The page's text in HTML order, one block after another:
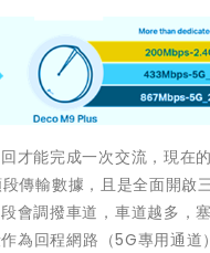
才能完成一次交流，現
傳輸數據，且是全面開
會調撥車道，車道越多
為回程網路（5G專用通